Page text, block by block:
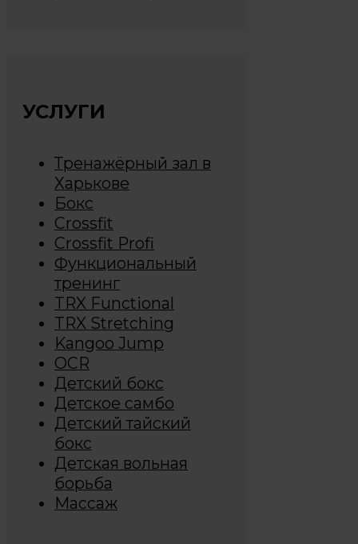
УСЛУГИ
Тренажёрный зал в
Харькове
Бокс
Crossfit
Crossfit Profi
Функциональный
тренинг
TRX Functional
TRX Stretching
Kangoo Jump
OCR
Детский бокс
Детское самбо
Детский тайский
бокс
Детская вольная
борьба
Массаж